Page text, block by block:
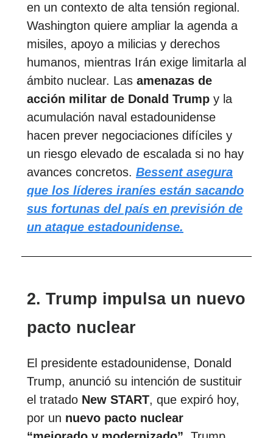
en un contexto de alta tensión regional.
Washington quiere ampliar la agenda a
misiles, apoyo a milicias y derechos
humanos, mientras Irán exige limitarla al
ámbito nuclear. Las amenazas de
acción militar de Donald Trump y la
acumulación naval estadounidense
hacen prever negociaciones difíciles y
un riesgo elevado de escalada si no hay
avances concretos. Bessent asegura
que los líderes iraníes están sacando
sus fortunas del país en previsión de
un ataque estadounidense.
2. Trump impulsa un nuevo
pacto nuclear
El presidente estadounidense, Donald
Trump, anunció su intención de sustituir
el tratado New START, que expiró hoy,
por un nuevo pacto nuclear